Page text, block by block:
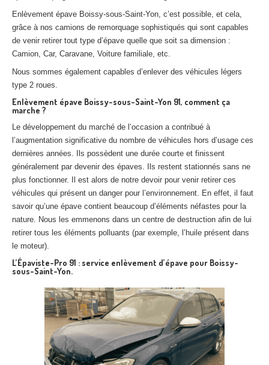
Enlèvement épave Boissy-sous-Saint-Yon, c’est possible, et cela,
grâce à nos camions de remorquage sophistiqués qui sont capables
de venir retirer tout type d’épave quelle que soit sa dimension :
Camion, Car, Caravane, Voiture familiale, etc.
Nous sommes également capables d’enlever des véhicules légers
type 2 roues.
Enlèvement épave Boissy-sous-Saint-Yon 91, comment ça
marche ?
Le développement du marché de l’occasion a contribué à
l’augmentation significative du nombre de véhicules hors d’usage ces
dernières années. Ils possèdent une durée courte et finissent
généralement par devenir des épaves. Ils restent stationnés sans ne
plus fonctionner. Il est alors de notre devoir pour venir retirer ces
véhicules qui présent un danger pour l’environnement. En effet, il faut
savoir qu’une épave contient beaucoup d’éléments néfastes pour la
nature. Nous les emmenons dans un centre de destruction afin de lui
retirer tous les éléments polluants (par exemple, l’huile présent dans
le moteur).
L’Épaviste-Pro 91 : service enlèvement d’épave pour Boissy-
sous-Saint-Yon.